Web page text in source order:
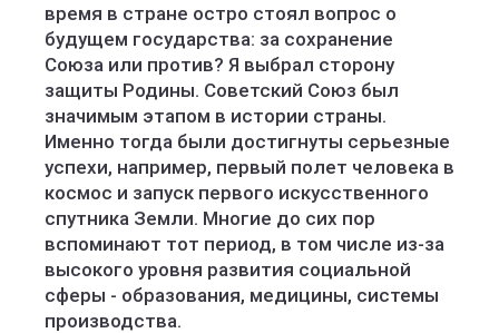
время в стране остро стоял вопрос о
будущем государства: за сохранение
Союза или против? Я выбрал сторону
защиты Родины. Советский Союз был
значимым этапом в истории страны.
Именно тогда были достигнуты серьезные
успехи, например, первый полет человека в
космос и запуск первого искусственного
спутника Земли. Многие до сих пор
вспоминают тот период, в том числе из-за
высокого уровня развития социальной
сферы - образования, медицины, системы
производства.